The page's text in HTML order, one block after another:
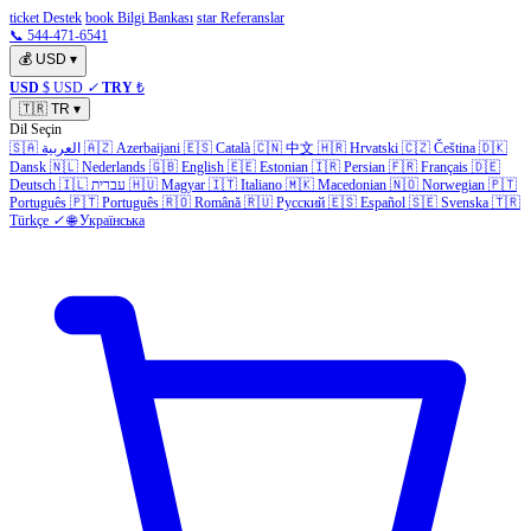
ticket Destek book Bilgi Bankası star Referanslar
📞 544-471-6541
💰 USD ▾
USD $ USD ✓ TRY ₺
🇹🇷 TR ▾
Dil Seçin
🇸🇦 العربية 🇦🇿 Azerbaijani 🇪🇸 Català 🇨🇳 中文 🇭🇷 Hrvatski 🇨🇿 Čeština 🇩🇰
Dansk 🇳🇱 Nederlands 🇬🇧 English 🇪🇪 Estonian 🇮🇷 Persian 🇫🇷 Français 🇩🇪
Deutsch 🇮🇱 עברית 🇭🇺 Magyar 🇮🇹 Italiano 🇲🇰 Macedonian 🇳🇴 Norwegian 🇵🇹
Português 🇵🇹 Português 🇷🇴 Română 🇷🇺 Русский 🇪🇸 Español 🇸🇪 Svenska 🇹🇷
Türkçe ✓ 🌐 Українська